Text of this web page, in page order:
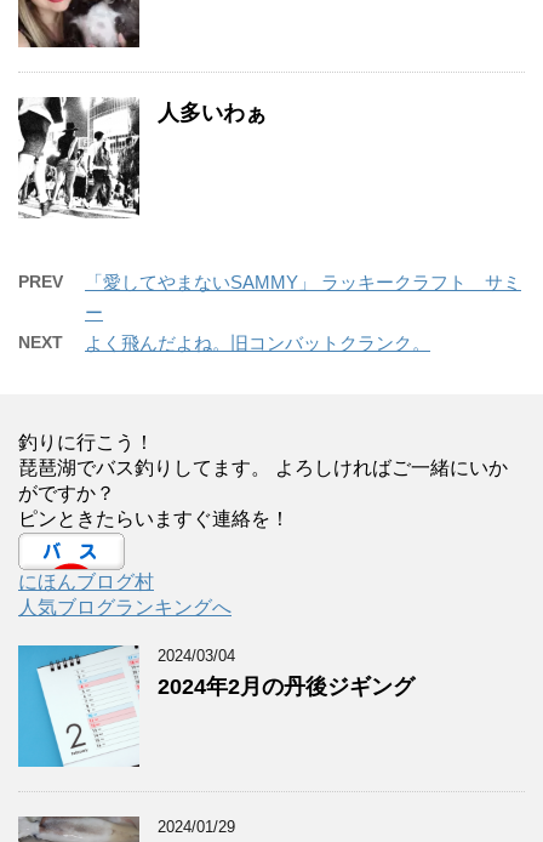
人多いわぁ
PREV
「愛してやまないSAMMY」 ラッキークラフト サミ
ー
NEXT よく飛んだよね。旧コンバットクランク。
釣りに行こう！
琵琶湖でバス釣りしてます。 よろしければご一緒にいか
がですか？
ピンときたらいますぐ連絡を！
にほんブログ村
人気ブログランキングへ
2024/03/04
2024年2月の丹後ジギング
2024/01/29